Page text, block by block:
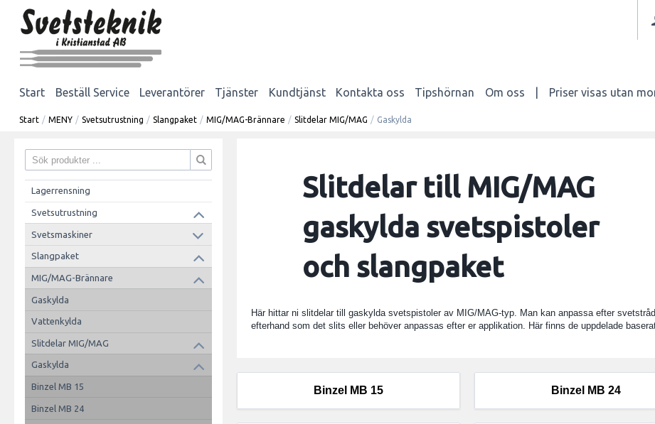
Start Beställ Service Leverantörer Tjänster Kundtjänst Kontakta oss Tipshörnan Om oss Priser visas utan
Start / MENY / Svetsutrustning / Slangpaket / MIG/MAG-Brännare / Slitdelar MIG/MAG / Gaskylda
Lagerrensning
Svetsutrustning
Svetsmaskiner
Slangpaket
MIG/MAG-Brännare
Gaskylda
Vattenkylda
Slitdelar MIG/MAG
Gaskylda
Binzel MB 15
Binzel MB 24
Slitdelar till MIG/MAG
gaskylda svetspistoler
och slangpaket
Här hittar ni slitdelar till gaskylda svetspistoler av MIG/MAG-typ. Man kan anpassa efter
efterhand som det slits eller behöver anpassas efter er applikation. Här finns de uppdelade
Binzel MB 15 Binzel MB 24